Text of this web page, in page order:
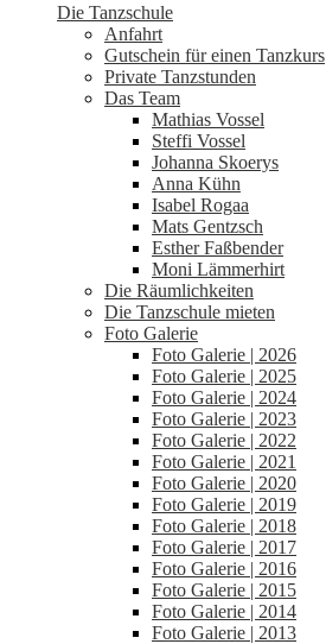
Die Tanzschule
Anfahrt
Gutschein für einen Tanzkurs
Private Tanzstunden
Das Team
Mathias Vossel
Steffi Vossel
Johanna Skoerys
Anna Kühn
Isabel Rogaa
Mats Gentzsch
Esther Faßbender
Moni Lämmerhirt
Die Räumlichkeiten
Die Tanzschule mieten
Foto Galerie
Foto Galerie | 2026
Foto Galerie | 2025
Foto Galerie | 2024
Foto Galerie | 2023
Foto Galerie | 2022
Foto Galerie | 2021
Foto Galerie | 2020
Foto Galerie | 2019
Foto Galerie | 2018
Foto Galerie | 2017
Foto Galerie | 2016
Foto Galerie | 2015
Foto Galerie | 2014
Foto Galerie | 2013